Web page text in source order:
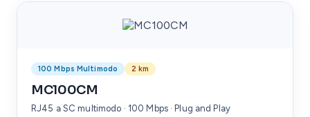
100 Mbps Multimodo 2 km
MC100CM
RJ45 a SC multimodo · 100 Mbps · Plug and Play